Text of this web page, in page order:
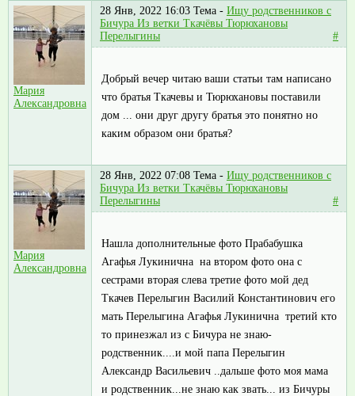
Мария
Александровна
28 Янв, 2022 16:03 Тема - Ищу родственников с
Бичура Из ветки Ткачёвы Тюрюхановы
Перелыгины
#
Добрый вечер читаю ваши статьи там написано
что братья Ткачевы и Тюрюхановы поставили
дом ... они друг другу братья это понятно но
каким образом они братья?
Мария
Александровна
28 Янв, 2022 07:08 Тема - Ищу родственников с
Бичура Из ветки Ткачёвы Тюрюхановы
Перелыгины
#
Нашла дополнительные фото Прабабушка
Агафья Лукинична на втором фото она с
сестрами вторая слева третие фото мой дед
Ткачев Перелыгин Василий Константинович его
мать Перелыгина Агафья Лукинична третий кто
то принезжал из с Бичура не знаю-
родственник....и мой папа Перелыгин
Александр Васильевич ..дальше фото моя мама
и родственник...не знаю как звать... из Бичуры